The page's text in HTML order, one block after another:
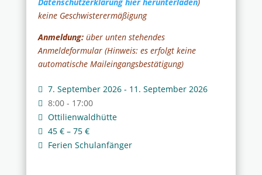
keine Geschwisterermäßigung
Anmeldung: über unten stehendes
Anmeldeformular (Hinweis: es erfolgt keine
automatische Maileingangsbestätigung)
7. September 2026 - 11. September 2026
8:00 - 17:00
Ottilienwaldhütte
45 € – 75 €
Ferien Schulanfänger